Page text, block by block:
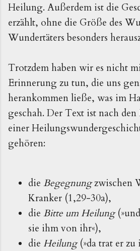
Heilung. Außerdem ist die
erzählt, ohne die Größe des
Wundertäters besonders
Trotzdem haben wir es nicht
Erinnerung zu tun, die uns
herankommen ließe, was im
geschah. Der Text ist nach den
einer
gehören:
die Begegnungzwischen
Kranker (1,29-30a),
die Bitte um Heilung
sie ihm von ihr«),
die Heilung(»da trat er